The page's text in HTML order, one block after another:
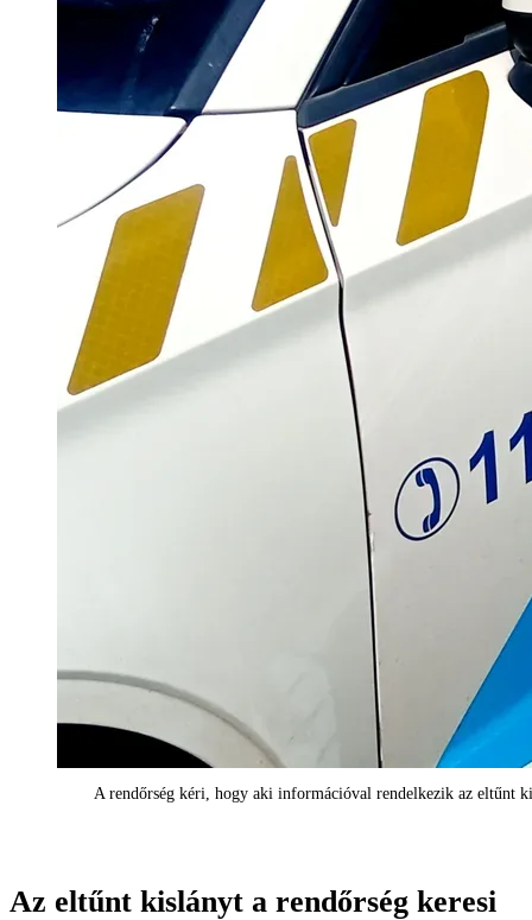
A rendőrség kéri, hogy aki információval rendelkezik az eltűnt
Az eltűnt kislányt a rendőrség keresi